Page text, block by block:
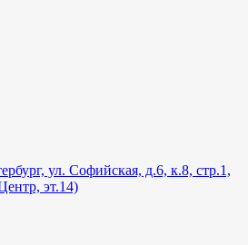
ул. Софийская, д.6, к.8, стр.1,
эт.14)